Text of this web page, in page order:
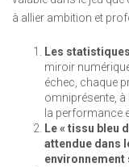
à allier ambition et
Les
miroir
échec, chaque
omniprésente,
la performance
Le « tissu bleu
attendue dans